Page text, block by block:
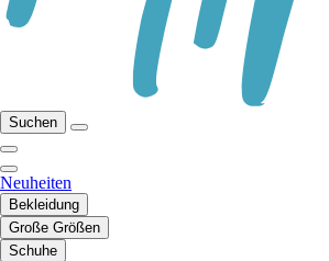
Suchen
Neuheiten
Bekleidung
Große Größen
Schuhe